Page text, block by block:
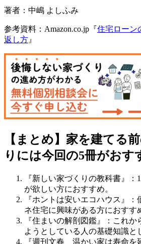
著者：中嶋 よしふみ
参考資料：Amazon.co.jp『住宅ローン
返し方 』
【まとめ】家を建てる
りには今回の5冊がおす
『新しい家づくりの教科書』
が欲しい方におすすめ。
『ホントは安いエコハウス』
ネ住宅に興味がある方におすす
『住まいの解剖図鑑』：これ
ようとしている人の基礎知識と
『週刊文春 温かい家は寿命を